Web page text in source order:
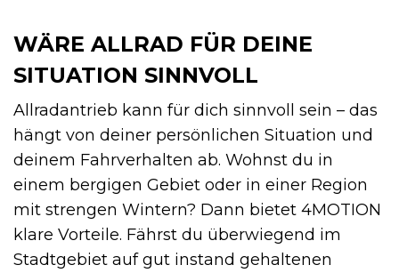
WÄRE ALLRAD FÜR DEINE
SITUATION SINNVOLL
Allradantrieb kann für dich sinnvoll sein – das
hängt von deiner persönlichen Situation und
deinem Fahrverhalten ab. Wohnst du in
einem bergigen Gebiet oder in einer Region
mit strengen Wintern? Dann bietet 4MOTION
klare Vorteile. Fährst du überwiegend im
Stadtgebiet auf gut instand gehaltenen